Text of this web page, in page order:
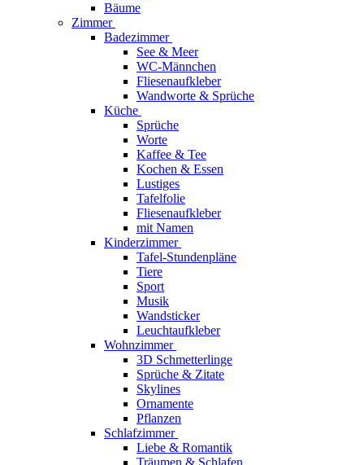
Bäume
Zimmer
Badezimmer
See & Meer
WC-Männchen
Fliesenaufkleber
Wandworte & Sprüche
Küche
Sprüche
Worte
Kaffee & Tee
Kochen & Essen
Lustiges
Tafelfolie
Fliesenaufkleber
mit Namen
Kinderzimmer
Tafel-Stundenpläne
Tiere
Sport
Musik
Wandsticker
Leuchtaufkleber
Wohnzimmer
3D Schmetterlinge
Sprüche & Zitate
Skylines
Ornamente
Pflanzen
Schlafzimmer
Liebe & Romantik
Träumen & Schlafen